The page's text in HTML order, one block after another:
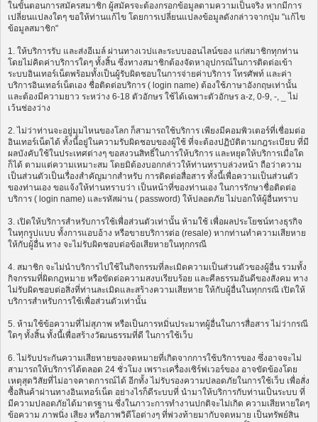
o
n
ในขั้นตอนการสมัครสมาชิก ผู้สมัครจะต้องกรอกข้อมูลตามความเป็นจริง หากมีการ
เปลี่ยนแปลงใดๆ ขอให้ท่านแก้ไข โดยการเปลี่ยนแปลงข้อมูลดังกล่าวจากปุ่ม "แก้ไข
ข้อมูลสมาชิก"
1. ให้บริการรับ และส่งอีเมล์ ผ่านทางเวปและระบบออนไลน์ของ แก่สมาชิกทุกท่าน
โดยไม่คิดค่าบริการใดๆ ทั้งสิ้น ซึ่งทางสมาชิกต้องจัดหาอุปกรณ์ในการติดต่อเข้า
ระบบอินเทอร์เน็ตพร้อมทั้งเป็นผู้รับผิดชอบในการจ่ายค่าบริการ โทรศัพท์ และค่า
บริการอินเทอร์เน็ตเอง ชื่อติดต่อบริการ ( login name) ต้องใช้ภาษาอังกฤษเท่านั้น
และต้องมีความยาว ระหว่าง 6-18 ตัวอักษร ใช้ได้เฉพาะตัวอักษร a-z, 0-9, -, _ ไม่
เว้นช่องว่าง
2. ไม่ว่าท่านจะอยู่มุมไหนของโลก ก็สามารถใช้บริการ เพียงมีคอมพิวเตอร์ที่เชื่อมต่อ
อินเทอร์เน็ตได้ ทั้งนี้อยู่ในความรับผิดชอบของผู้ใช้ ที่จะต้องปฏิบัติตามกฎระเบียบ ที่มี
ผลบังคับใช้ในประเทศต่างๆ ขอสงวนสิทธิ์ในการให้บริการ และหยุดให้บริการเมื่อใด
ก็ได้ ตามแต่ความเหมาะสม โดยมิต้องบอกกล่าวให้ท่านทราบล่วงหน้า ถือว่าความ
เป็นส่วนตัวเป็นเรื่องสำคัญมากสำหรับ การติดต่อสื่อสาร ทั้งนี้เพื่อความเป็นส่วนตัว
ของท่านเอง ขอแจ้งให้ท่านทราบว่า เป็นหน้าที่ของท่านเอง ในการรักษาชื่อติดต่อ
บริการ ( login name) และรหัสผ่าน ( password) ให้ปลอดภัย ไม่บอกให้ผู้อื่นทราบ
3. เปิดให้บริการสำหรับการใช้เพื่อส่วนตัวเท่านั้น ห้ามใช้ เพื่อผลประโยชน์ทางธุรกิจ
ในทุกรูปแบบ ทั้งการแอบอ้าง หรือขายบริการต่อ (resale) หากท่านทำความเสียหาย
ให้กับผู้อื่น ทาง จะไม่รับผิดชอบต่อข้อเสียหายในทุกกรณี
4. สมาชิก จะไม่นำบริการไปใช้ในกิจกรรมที่ละเมิดความเป็นส่วนตัวของผู้อื่น รวมทั้ง
กิจกรรมที่ผิดกฎหมาย หรือขัดต่อความสงบเรียบร้อย และศีลธรรมอันดีของสังคม ทาง
ไม่รับผิดชอบต่อสิ่งที่ท่านละเมิดและสร้างความเสียหาย ให้กับผู้อื่นในทุกกรณี เปิดให้
บริการสำหรับการใช้เพื่อส่วนตัวเท่านั้น
5. ห้ามใช้ข้อความที่ไม่สุภาพ หรือเป็นการหมิ่นประมาทผู้อื่นในการสื่อสาร ไม่ว่ากรณี
ใดๆ ทั้งสิ้น ทั้งนี้เพื่อสร้างวัฒนธรรมที่ดี ในการใช้เว็บ
6. ไม่รับประกันความเสียหายของจดหมายที่เกิดจากการใช้บริการของ ซึ่งอาจจะไม่
สามารถให้บริการได้ตลอด 24 ชั่วโมง เพราะเครื่องเซิร์ฟเวอร์ของ อาจขัดข้องโดย
เหตุสุดวิสัยที่ไม่อาจคาดการณ์ได้ อีกทั้ง ไม่รับรองความปลอดภัยในการใช้เว็บ เพื่อสั่ง
ซื้อสินค้าผ่านทางอินเทอร์เน็ต อย่างไรก็ดีระบบที่ นำมาให้บริการกับท่านเป็นระบบ ที่
มีความปลอดภัยได้มาตรฐาน ซึ่งในภาวะการทำงานปกติจะไม่เกิด ความเสียหายใดๆ
ข้อความ ภาพนิ่ง เสียง หรือภาพวิดีโอต่างๆ ที่พ่วงท้ายมากับจดหมาย เป็นทรัพย์สิน